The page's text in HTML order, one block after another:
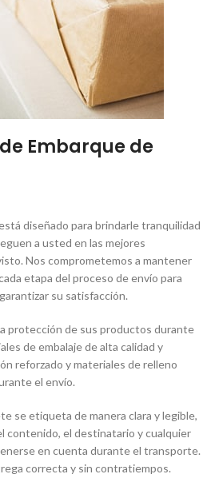
Embarque de
diseñado para brindarle tranquilidad
a usted en las mejores
Nos comprometemos a mantener
etapa del proceso de envío para
su satisfacción.
protección de sus productos durante
de embalaje de alta calidad y
reforzado y materiales de relleno
el envío.
se etiqueta de manera clara y legible,
contenido, el destinatario y cualquier
en cuenta durante el transporte.
correcta y sin contratiempos.